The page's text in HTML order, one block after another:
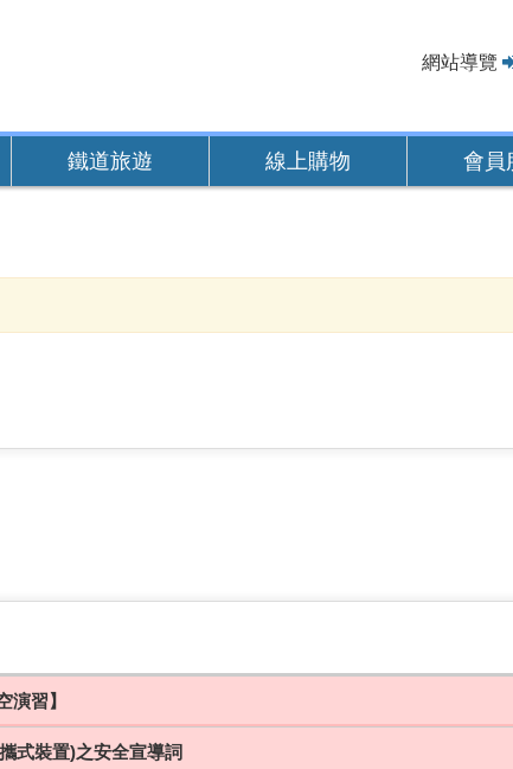
網站導覽
鐵道旅遊 線上購物 會員
演習】
式裝置)之安全宣導詞